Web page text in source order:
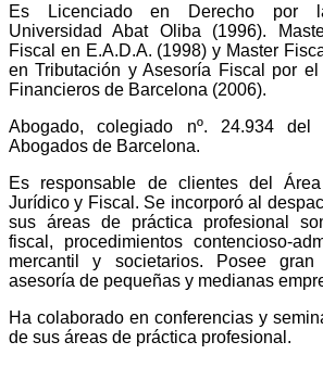
Es Licenciado en Derecho por
Universidad Abat Oliba (1996).
Fiscal en E.A.D.A. (1998) y Master
en Tributación y Asesoría Fiscal por
Financieros de Barcelona (2006).
Abogado, colegiado nº. 24.934
Abogados de Barcelona.
Es responsable de clientes del
Jurídico y Fiscal. Se incorporó al
sus áreas de práctica profesional
fiscal, procedimientos contencioso-
mercantil y societarios. Posee
asesoría de pequeñas y medianas
Ha colaborado en conferencias y
de sus áreas de práctica profesional.